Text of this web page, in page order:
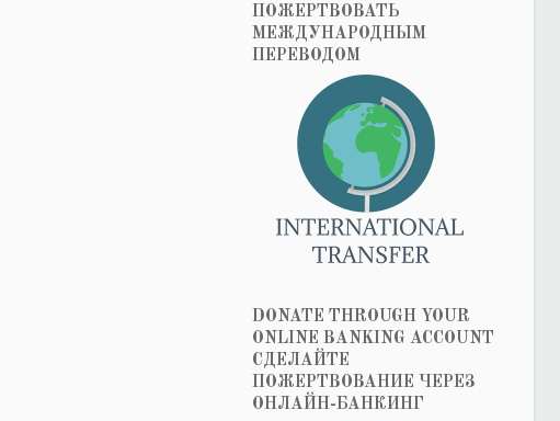
ПОЖЕРТВОВАТЬ
МЕЖДУНАРОДНЫМ
ПЕРЕВОДОМ
DONATE THROUGH YOUR
ONLINE BANKING ACCOUNT
СДЕЛАЙТЕ
ПОЖЕРТВОВАНИЕ ЧЕРЕЗ
ОНЛАЙН-БАНКИНГ